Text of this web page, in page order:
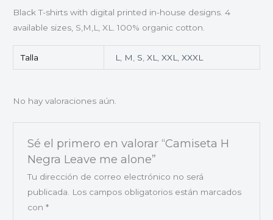
Black T-shirts with digital printed in-house designs. 4
available sizes, S,M,L, XL. 100% organic cotton.
Talla L, M, S,XL,XXL,XXXL
No hay valoraciones aún.
Sé el primero en valorar “Camiseta H
Negra Leave me alone”
Tu dirección de correo electrónico no será
publicada. Los campos obligatorios están marcados
con *